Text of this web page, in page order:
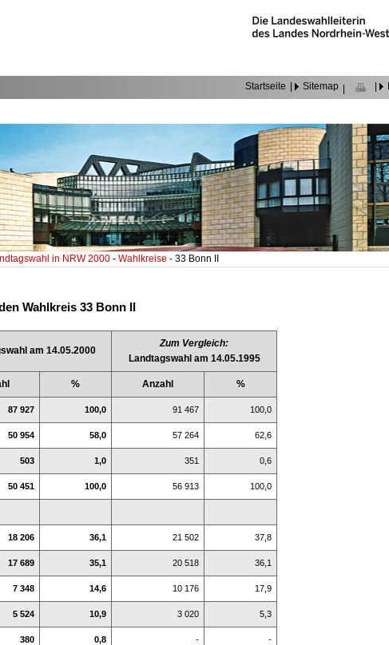
Startseite Sitemap
in NRW 2000-Wahlkreise- 33 Bonn II
Wahlkreis 33 Bonn II
am 14.05.2000
Zum Vergleich:
Landtagswahl am 14.05.1995
% Anzahl %
87 927 100,0 91 467 100,0
50 954 58,0 57 264 62,6
503 1,0 351 0,6
50 451 100,0 56 913 100,0
18 206 36,1 21 502 37,8
17 689 35,1 20 518 36,1
7 348 14,6 10 176 17,9
5 524 10,9 3 020 5,3
380 0,8 - -